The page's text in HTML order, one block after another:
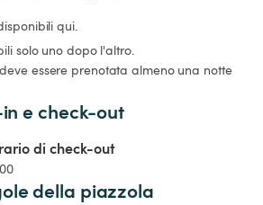
qui.
solo uno dopo l'altro.
essere prenotata almeno una notte
e check-out
di check-out
della piazzola